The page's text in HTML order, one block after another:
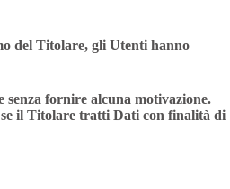
del Titolare, gli Utenti hanno
fornire alcuna motivazione.
il Titolare tratti Dati con finalità di